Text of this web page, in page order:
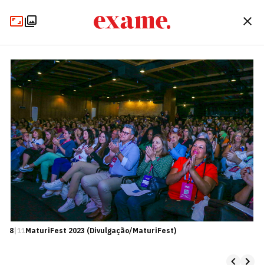
8|11MaturiFest 2023 (Divulgação/MaturiFest)